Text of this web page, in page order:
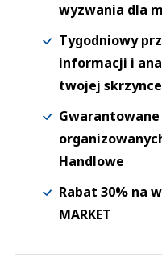
wyzwania dla
Tygodniowy
informacji i
twojej
Handlowe
Rabat 30% na
MARKET